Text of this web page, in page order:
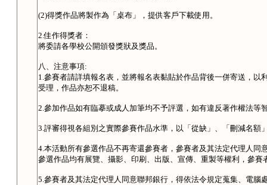
(2)得獎作品將製作為「桌布」，提供客戶下載使用。
2.佳作得獎者：
將委請各學校公開頒發獎狀及獎品。
八、注意事項:
1.參賽者請詳填報名表，並將報名表黏貼於作品背後一併寄送，
受理，作品亦恕不退稿。
2.參加作品如有臨摹或成人加筆均不予評選，如有違反著作權法等
3.評審得視各組別之實際參賽作品水準，以「從缺」、「刪減名額
4.本活動所有參選作品不再寄還參賽者，參賽者及其法定代理人同
參選作品均有展覽、攝影、印刷、出版、宣傳、重製等權利，參賽
5.參賽者及其法定代理人同意聯邦銀行，得依法令規定蒐集、電腦